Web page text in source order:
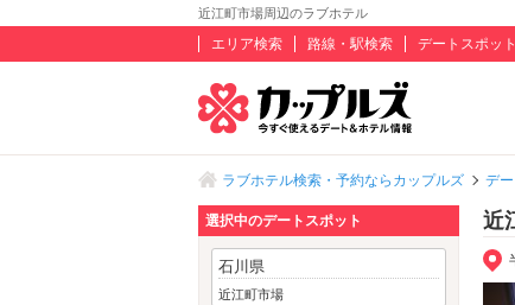
近江町市場周辺のラブホテル
エリア検索 路線・駅検索 デートスポッ
ラブホテル検索・予約ならカップルズ デ
近
選択中のデートスポット
石川県
近江町市場